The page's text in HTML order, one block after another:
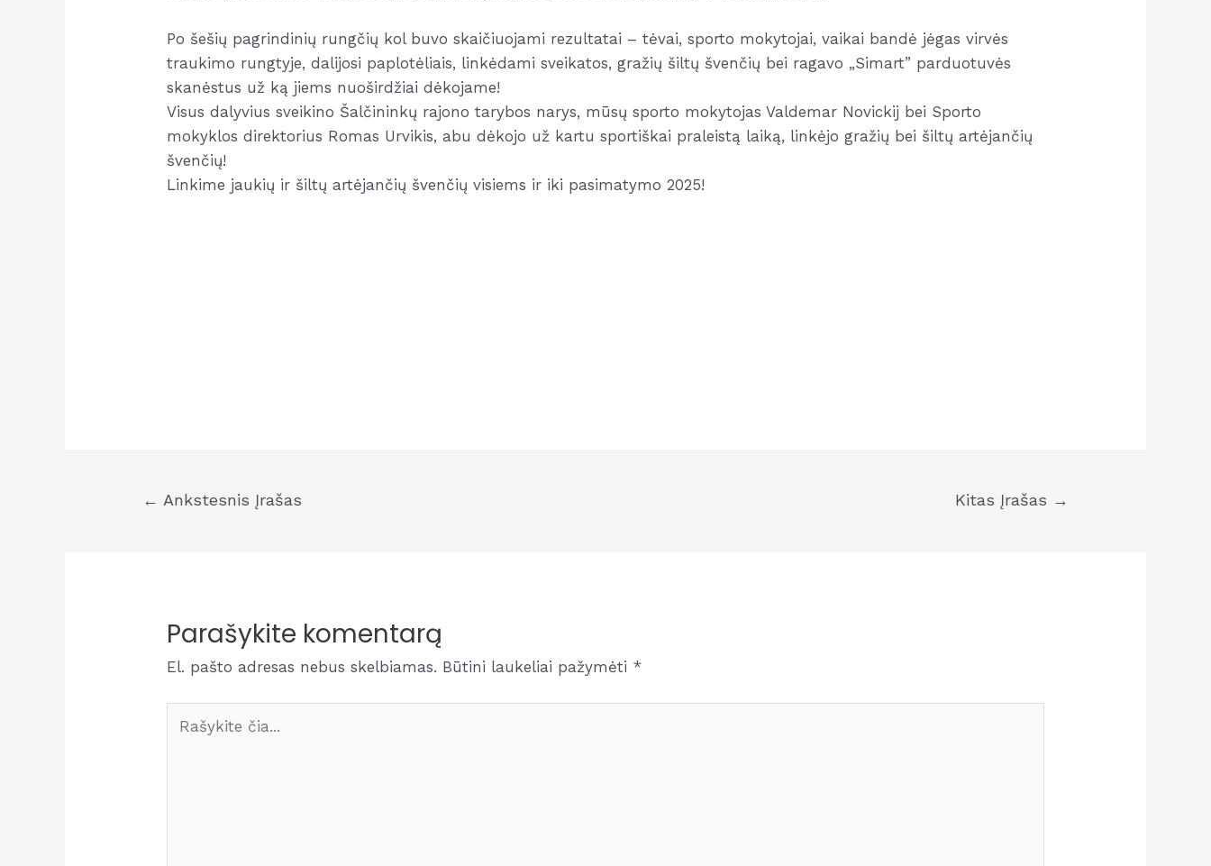
Po šešių pagrindinių rungčių kol buvo skaičiuojami rezultatai – tėvai, sporto mokytojai, vaikai bandė jėgas virvės
traukimo rungtyje, dalijosi paplotėliais, linkėdami sveikatos, gražių šiltų švenčių bei ragavo „Simart” parduotuvės
skanėstus už ką jiems nuoširdžiai dėkojame!
Visus dalyvius sveikino Šalčininkų rajono tarybos narys, mūsų sporto mokytojas Valdemar Novickij bei Sporto
mokyklos direktorius Romas Urvikis, abu dėkojo už kartu sportiškai praleistą laiką, linkėjo gražių bei šiltų artėjančių
švenčių!
Linkime jaukių ir šiltų artėjančių švenčių visiems ir iki pasimatymo 2025!
Navigacija
← Ankstesnis Įrašas Kitas Įrašas →
Parašykite komentarą
El. pašto adresas nebus skelbiamas. Būtini laukeliai pažymėti *
čia...